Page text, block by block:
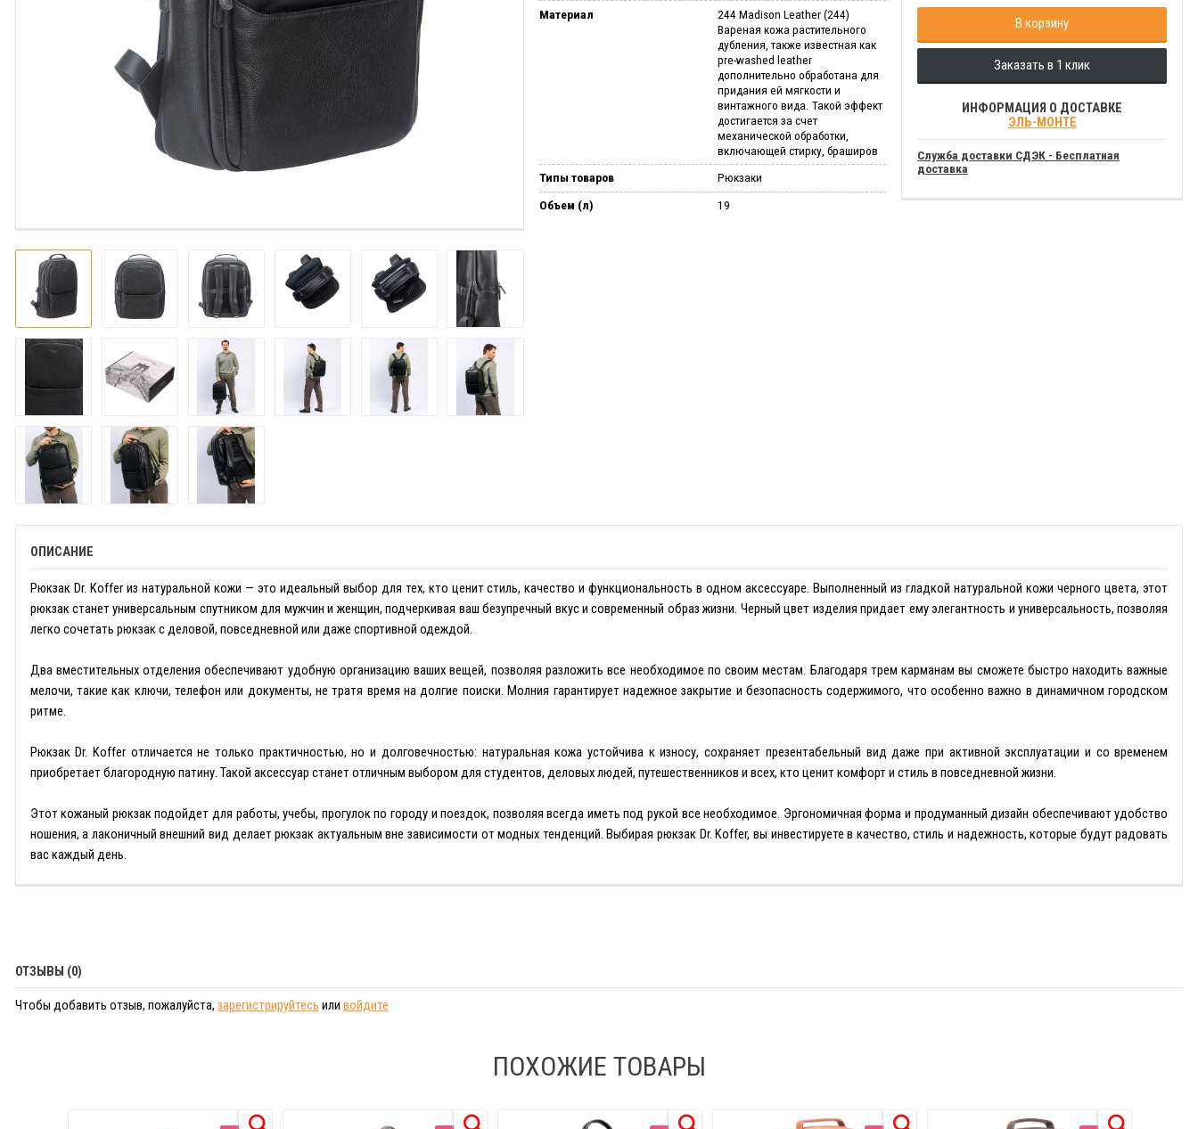
В корзину
Заказать в 1 клик
ИНФОРМАЦИЯ О ДОСТАВКЕ
ЭЛЬ-МОНТЕ
Служба доставки СДЭК - Бесплатная
доставка
Материал
244 Madison Leather (244)
Вареная кожа растительного
дубления, также известная как
pre-washed leather
дополнительно обработана для
придания ей мягкости и
винтажного вида. Такой эффект
достигается за счет
механической обработки,
включающей стирку, браширов
Типы товаров
Рюкзаки
Объем (л)
19
ОПИСАНИЕ
Рюкзак Dr. Koffer из натуральной кожи — это идеальный выбор для тех, кто ценит стиль, качество и функциональность в одном аксессуаре. Выполненный из гладкой натуральной кожи черного цвета, этот
рюкзак станет универсальным спутником для мужчин и женщин, подчеркивая ваш безупречный вкус и современный образ жизни. Черный цвет изделия придает ему элегантность и универсальность, позволяя
легко сочетать рюкзак с деловой, повседневной или даже спортивной одеждой.
Два вместительных отделения обеспечивают удобную организацию ваших вещей, позволяя разложить все необходимое по своим местам. Благодаря трем карманам вы сможете быстро находить важные
мелочи, такие как ключи, телефон или документы, не тратя время на долгие поиски. Молния гарантирует надежное закрытие и безопасность содержимого, что особенно важно в динамичном городском
ритме.
Рюкзак Dr. Koffer отличается не только практичностью, но и долговечностью: натуральная кожа устойчива к износу, сохраняет презентабельный вид даже при активной эксплуатации и со временем
приобретает благородную патину. Такой аксессуар станет отличным выбором для студентов, деловых людей, путешественников и всех, кто ценит комфорт и стиль в повседневной жизни.
Этот кожаный рюкзак подойдет для работы, учебы, прогулок по городу и поездок, позволяя всегда иметь под рукой все необходимое. Эргономичная форма и продуманный дизайн обеспечивают удобство
ношения, а лаконичный внешний вид делает рюкзак актуальным вне зависимости от модных тенденций. Выбирая рюкзак Dr. Koffer, вы инвестируете в качество, стиль и надежность, которые будут радовать
вас каждый день.
ОТЗЫВЫ (0)
Чтобы добавить отзыв, пожалуйста, зарегистрируйтесь или войдите
ПОХОЖИЕ ТОВАРЫ